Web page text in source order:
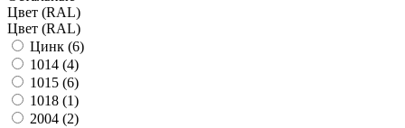
Цвет (RAL)
Цвет (RAL)
Цинк (6)
1014 (4)
1015 (6)
1018 (1)
2004 (2)